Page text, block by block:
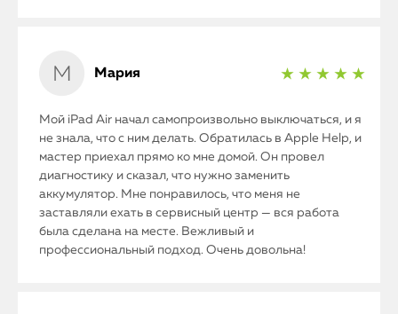
Мария ★ ★ ★ ★ ★
Мой iPad Air начал самопроизвольно выключаться, и я
не знала, что с ним делать. Обратилась в Apple Help, и
мастер приехал прямо ко мне домой. Он провел
диагностику и сказал, что нужно заменить
аккумулятор. Мне понравилось, что меня не
заставляли ехать в сервисный центр — вся работа
была сделана на месте. Вежливый и
профессиональный подход. Очень довольна!